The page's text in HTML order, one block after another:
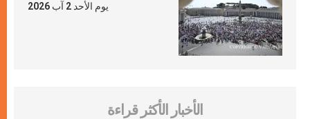
يوم الأحد 2 آب 2026
الأخبار الأكثر قراءة